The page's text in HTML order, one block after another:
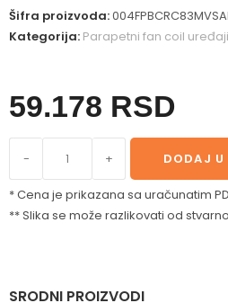
Šifra proizvoda:
Kategorija: Parapetni fan coil uređaji
59.178 RSD
- + DODAJ U
* Cena je prikazana sa uračunatim
** Slika se može razlikovati od
SRODNI PROIZVODI